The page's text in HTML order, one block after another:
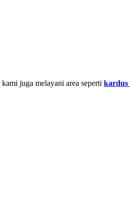
juga melayani area seperti kardus